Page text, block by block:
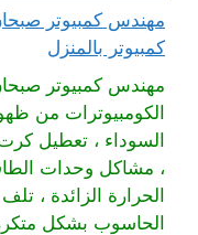
كمبيوتر بالمنزل
مهندس كمبيوتر
الكومبيوترات من
السوداء ، تعطيل
، مشاكل وحدات
الحرارة الزائدة ،
الحاسوب بشكل متكرر